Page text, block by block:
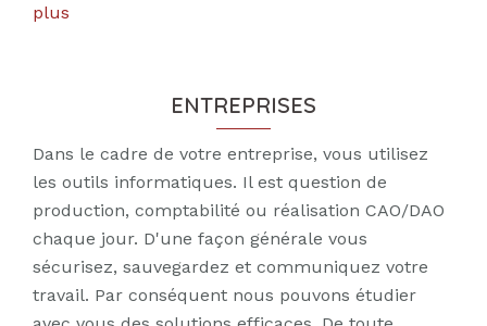
plus
ENTREPRISES
Dans le cadre de votre entreprise, vous utilisez
les outils informatiques. Il est question de
production, comptabilité ou réalisation CAO/DAO
chaque jour. D'une façon générale vous
sécurisez, sauvegardez et communiquez votre
travail. Par conséquent nous pouvons étudier